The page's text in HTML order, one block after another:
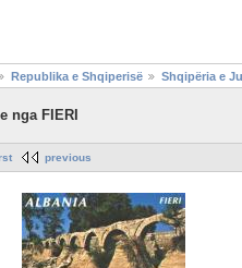
Republika e Shqiperisë Shqipëria e
nga FIERI
previous